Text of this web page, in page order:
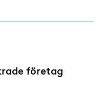
företag